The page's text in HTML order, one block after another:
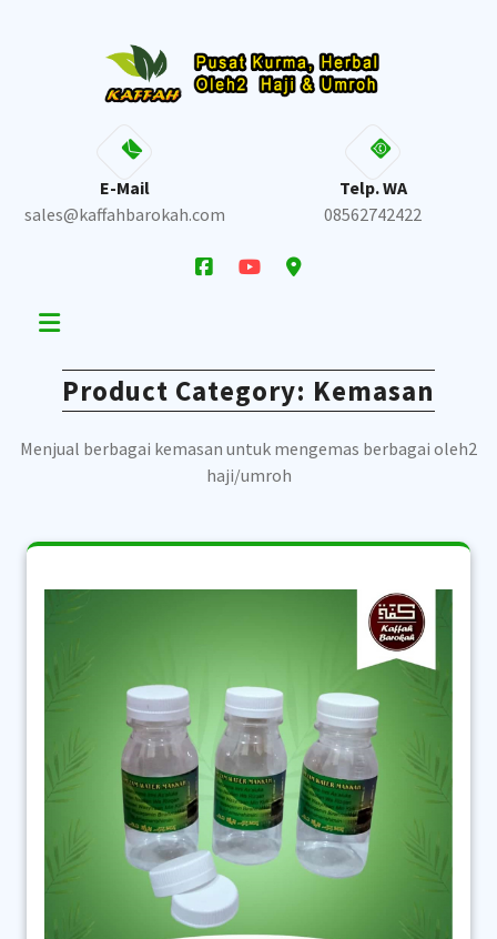
E-Mail
sales@kaffahbarokah.com
Telp. WA
08562742422
Product Category: Kemasan
Menjual berbagai kemasan untuk mengemas berbagai oleh2
haji/umroh